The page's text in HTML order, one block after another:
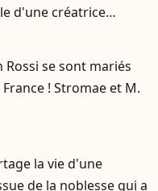
d'une créatrice
Rossi se sont mariés
! Stromae et M.
la vie d'une
de la noblesse qui a